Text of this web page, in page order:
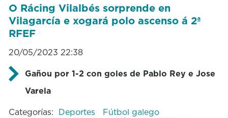
O Rácing Vilalbés sorprende en
Vilagarcía e xogará polo ascenso á 2ª
RFEF
20/05/2023 22:38
Gañou por 1-2 con goles de Pablo Rey e Jose
Varela
Categorías: Deportes
Fútbol galego